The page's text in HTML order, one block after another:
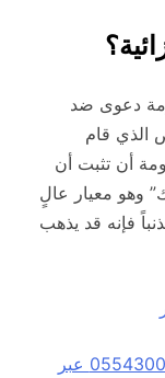
دعوى ضد
الذي قام
أن تثبت أن
وهو معيار عالٍ
فإنه قد يذهب
تواصل معنا الآن علىالرقم التالي 0554300545 عبر